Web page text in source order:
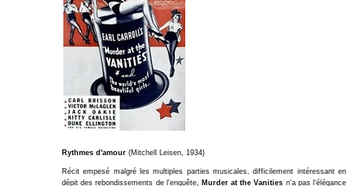
Rythmes d'amour (Mitchell Leisen, 1934)
Récit empesé malgré les multiples parties musicales, difficilement intéressant en
dépit des rebondissements de l'enquête, Murder at the Vanities n'a pas l'élégance